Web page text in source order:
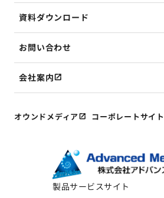
製品サービスサイト
資料ダウンロード
お問い合わせ
会社案内
オウンドメディア コーポレートサイト